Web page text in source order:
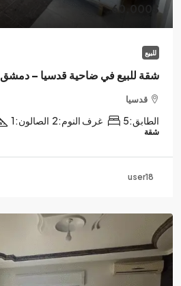
60,000$
للبيع
شقة للبيع في ضاحية قدسيا – دمشق
قدسيا
الطابق:5 غرف النوم:2 الصالون:1
شقة
user18